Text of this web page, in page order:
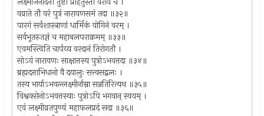
वव्राते तौ वरं पुत्रं नारायणसमं तदा ॥३२॥
पारगं सर्वशास्त्राणां धार्मिकं योगिनं वरम् ।
सर्वभूतरुतज्ञं च महाबलपराक्रमम् ॥३३॥
एवमस्त्विति चार्पय्य वरदानं तिरोगतौ ।
सोऽयं नारायणः साक्षात्तस्य पुत्रोऽभवत्तदा ॥३४॥
ब्रह्मदत्ताभिधानो वै दयालुः सत्त्वसद्बलः ।
तस्य भार्याऽभवल्लक्ष्मीर्नाम्ना सन्नतिरित्यथ ॥३५॥
विश्वक्सेनोऽभवत्तस्याः पुत्रोऽपि भगवान् स्वयम् ।
एवं लक्ष्मीव्रतपुण्यं महाफलप्रदं सदा ॥३६॥